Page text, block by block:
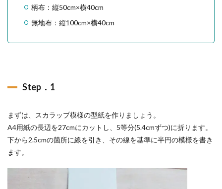
柄布：縦50cm×横40cm
無地布：縦100cm×横40cm
Step．1
まずは、スカラップ模様の型紙を作りましょう。
A4用紙の長辺を27cmにカットし、5等分(5.4cmずつ)に折ります。
下から2.5cmの箇所に線を引き、その線を基準に半円の模様を書き
ます。